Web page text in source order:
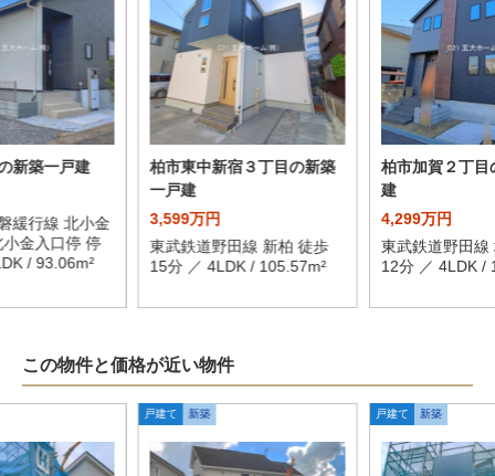
新築一戸建
緩行線 北小金
金入口停 停
/ 93.06m²
柏市東中新宿３丁目の新築
一戸建
3,599万円
東武鉄道野田線 新柏 徒歩
15分 ／ 4LDK / 105.57m²
柏市加賀２丁目
建
4,299万円
東武鉄道野田線
12分 ／ 4LDK /
この物件と価格が近い物件
戸建て 新築 戸建て 新築